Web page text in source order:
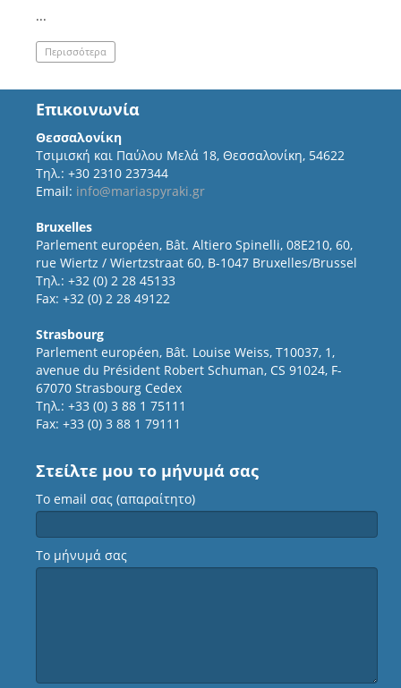
...
Περισσότερα
Επικοινωνία
Θεσσαλονίκη
Τσιμισκή και Παύλου Μελά 18, Θεσσαλονίκη, 54622
Τηλ.: +30 2310 237344
Email: info@mariaspyraki.gr
Bruxelles
Parlement européen, Bât. Altiero Spinelli, 08E210, 60,
rue Wiertz / Wiertzstraat 60, B-1047 Bruxelles/Brussel
Τηλ.: +32 (0) 2 28 45133
Fax: +32 (0) 2 28 49122
Strasbourg
Parlement européen, Bât. Louise Weiss, T10037, 1,
avenue du Président Robert Schuman, CS 91024, F-
67070 Strasbourg Cedex
Τηλ.: +33 (0) 3 88 1 75111
Fax: +33 (0) 3 88 1 79111
Στείλτε μου το μήνυμά σας
Το email σας (απαραίτητο)
Το μήνυμά σας